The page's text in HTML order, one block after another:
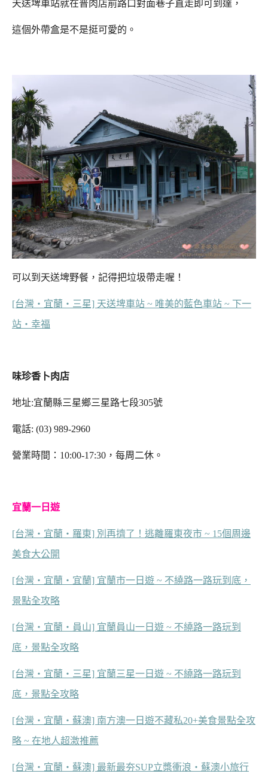
天送埤車站就在普肉店前路口對面巷子直走即可到達，
這個外帶盒是不是挺可愛的。
可以到天送埤野餐，記得把垃圾帶走喔！
[台灣‧宜蘭‧三星] 天送埤車站 ~ 唯美的藍色車站 ~ 下一
站‧幸福
味珍香卜肉店
地址:宜蘭縣三星鄉三星路七段305號
電話: (03) 989-2960
營業時間：10:00-17:30，每周二休。
宜蘭一日遊
[台灣‧宜蘭‧羅東] 別再擠了！逃離羅東夜市 ~ 15個周邊
美食大公開
[台灣‧宜蘭‧宜蘭] 宜蘭市一日遊 ~ 不繞路一路玩到底，
景點全攻略
[台灣‧宜蘭‧員山] 宜蘭員山一日遊 ~ 不繞路一路玩到
底，景點全攻略
[台灣‧宜蘭‧三星] 宜蘭三星一日遊 ~ 不繞路一路玩到
底，景點全攻略
[台灣‧宜蘭‧蘇澳] 南方澳一日遊不藏私20+美食景點全攻
略 ~ 在地人超激推薦
[台灣‧宜蘭‧蘇澳] 最新最夯SUP立槳衝浪‧蘇澳小旅行